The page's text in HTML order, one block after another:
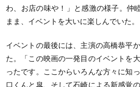
わ、お店の味や！」と感激の様子。仲
まま、イベントを大いに楽しんでいた。
イベントの最後には、主演の高橋恭平
た。「この映画の一発目のイベントを
ったです。ここからいろんな方々に知
口くんと皐、そして石崎による新感覚